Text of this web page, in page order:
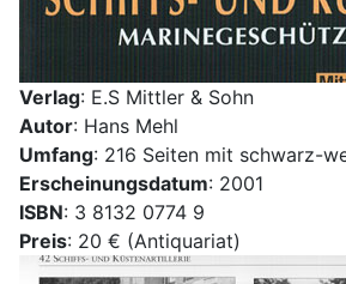
Verlag: E.S Mittler & Sohn
Autor: Hans Mehl
Umfang: 216 Seiten mit schwarz-
Erscheinungsdatum: 2001
ISBN: 3 8132 0774 9
Preis: 20 € (Antiquariat)